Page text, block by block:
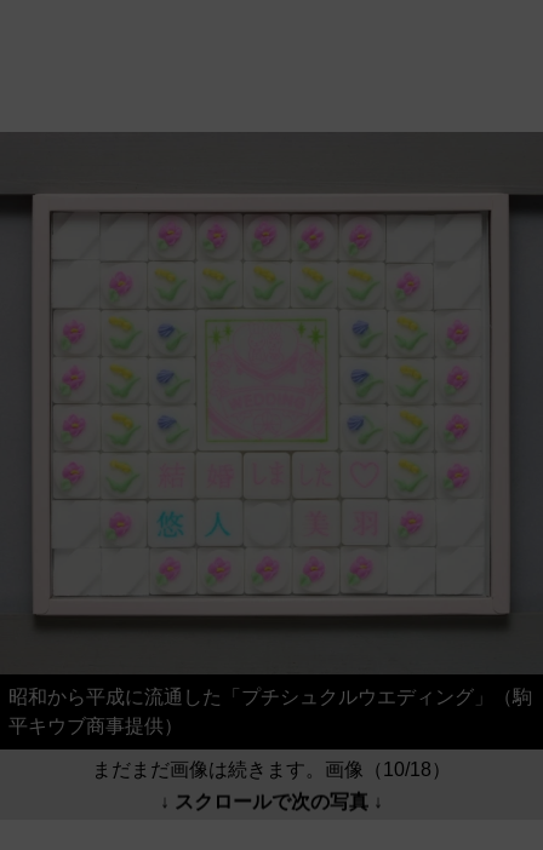
昭和から平成に流通した「プチシュクルウエディング」（駒
平キウブ商事提供）
まだまだ画像は続きます。画像（10/18）
↓ スクロールで次の写真 ↓